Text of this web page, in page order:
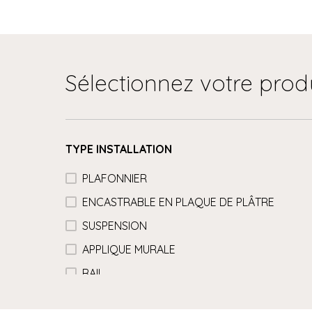
Sélectionnez votre
TYPE INSTALLATION
PLAFONNIER
ENCASTRABLE EN PLAQUE DE PLÂTRE
SUSPENSION
APPLIQUE MURALE
RAIL